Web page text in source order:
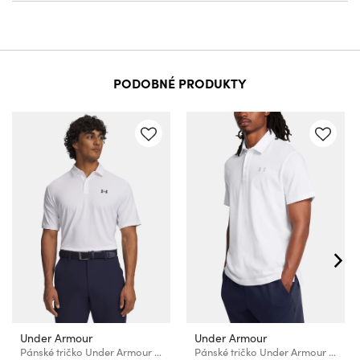
PODOBNÉ PRODUKTY
Under Armour
Pánské tričko Under Armour UA Matchplay Polo-WHT
Under Armour
Pánské tričko Under Armour UA Icon Polo